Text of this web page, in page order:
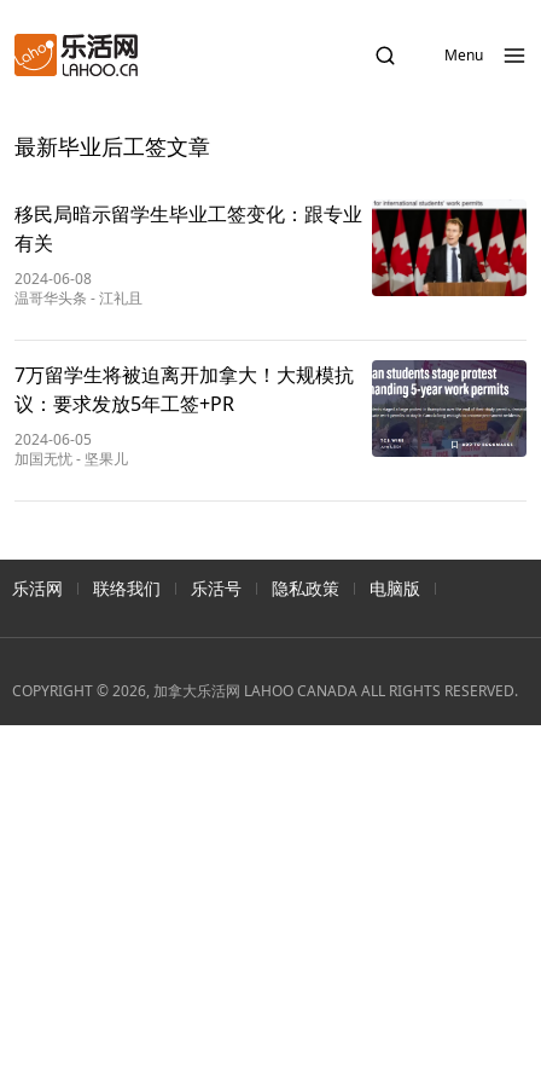
Menu
最新毕业后工签文章
移民局暗示留学生毕业工签变化：跟专业
有关
2024-06-08
温哥华头条 -江礼且
7万留学生将被迫离开加拿大！大规模抗
议：要求发放5年工签+PR
2024-06-05
加国无忧- 坚果儿
乐活网 联络我们 乐活号 隐私政策 电脑版
COPYRIGHT © 2026, 加拿大乐活网 LAHOO CANADA ALL RIGHTS RESERVED.